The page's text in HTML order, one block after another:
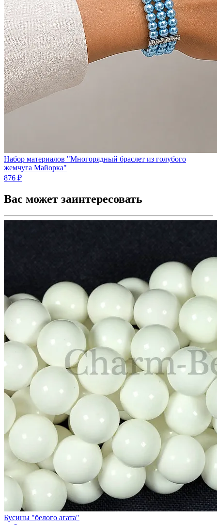
Набор материалов "Многорядный браслет из голубого
жемчуга Майорка"
876 ₽
Вас может заинтересовать
Бусины "белого агата"